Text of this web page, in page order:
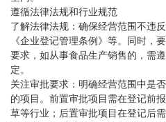
遵循法律法规和行业规范
了解法律法规：确保经营范围不违
《企业登记管理条例》等。同时，
要求，如从事食品生产销售的，需
定。
关注审批要求：明确经营范围中是
的项目。前置审批项目需在登记前
草等行业；后置审批项目在登记后